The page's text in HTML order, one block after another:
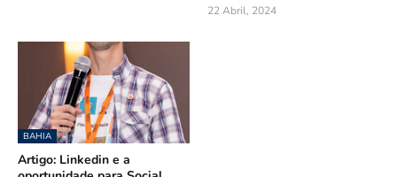
22 Abril, 2024
BAHIA
Artigo: Linkedin e a